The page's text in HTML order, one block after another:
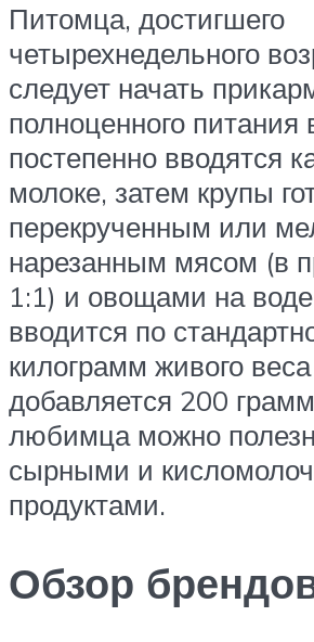
Питомца, достигшего
четырехнедельного
следует начать
полноценного питания
постепенно вводятся
молоке, затем крупы
перекрученным или
нарезанным мясом (в
1:1) и овощами на
вводится по
килограмм живого
добавляется 200
любимца можно
сырными и
продуктами.
Обзор